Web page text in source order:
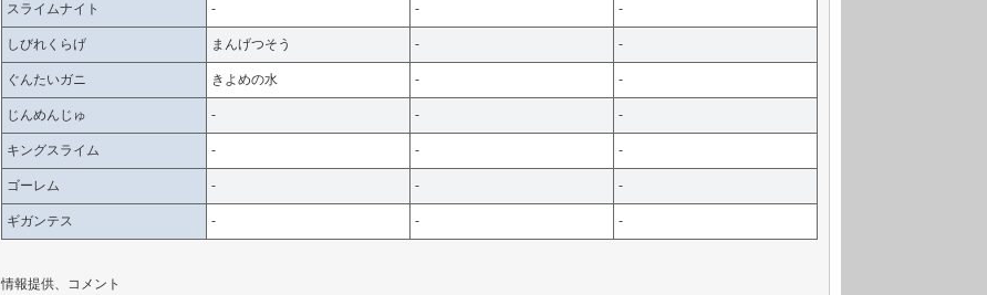
スライムナイト - - -
しびれくらげ まんげつそう - -
ぐんたいガニ きよめの水 - -
じんめんじゅ - - -
キングスライム - - -
ゴーレム - - -
ギガンテス - - -
情報提供、コメント